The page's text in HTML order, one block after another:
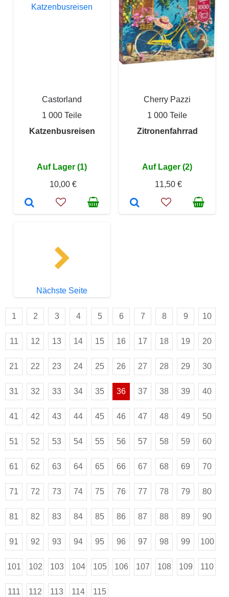
Castorland
1 000 Teile
Katzenbusreisen
Auf Lager (1)
10,00 €
Cherry Pazzi
1 000 Teile
Zitronenfahrrad
Auf Lager (2)
11,50 €
Nächste Seite
1 2 3 4 5 6 7 8 9 10
11 12 13 14 15 16 17 18 19 20
21 22 23 24 25 26 27 28 29 30
31 32 33 34 35 36 37 38 39 40
41 42 43 44 45 46 47 48 49 50
51 52 53 54 55 56 57 58 59 60
61 62 63 64 65 66 67 68 69 70
71 72 73 74 75 76 77 78 79 80
81 82 83 84 85 86 87 88 89 90
91 92 93 94 95 96 97 98 99 100
101 102 103 104 105 106 107 108 109 110
111 112 113 114 115